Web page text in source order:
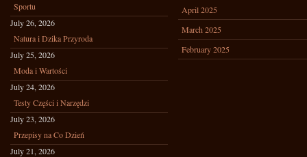
Sportu
July 26, 2026
Natura i Dzika Przyroda
July 25, 2026
Moda i Wartości
July 24, 2026
Testy Części i Narzędzi
July 23, 2026
Przepisy na Co Dzień
July 21, 2026
April 2025
March 2025
February 2025